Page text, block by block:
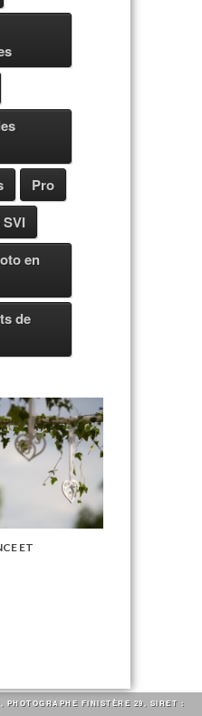
Pro
en
de
ET
PHOTOGRAPHE FINISTÈRE 29, SIRET :